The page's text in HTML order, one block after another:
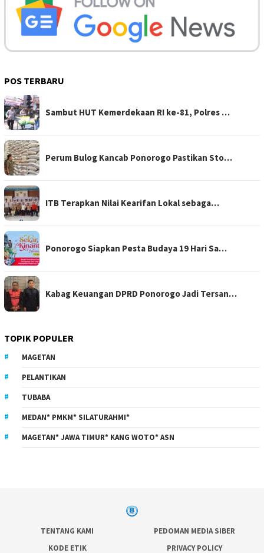
POS TERBARU
Sambut HUT Kemerdekaan RI ke-81, Polres …
Perum Bulog Kancab Ponorogo Pastikan Sto…
ITB Terapkan Nilai Kearifan Lokal sebaga…
Ponorogo Siapkan Pesta Budaya 19 Hari Sa…
Kabag Keuangan DPRD Ponorogo Jadi Tersan…
TOPIK POPULER
MAGETAN
PELANTIKAN
TUBABA
MEDAN* PMKM* SILATURAHMI*
MAGETAN* JAWA TIMUR* KANG WOTO* ASN
TENTANG KAMI
PEDOMAN MEDIA SIBER
KODE ETIK
PRIVACY POLICY